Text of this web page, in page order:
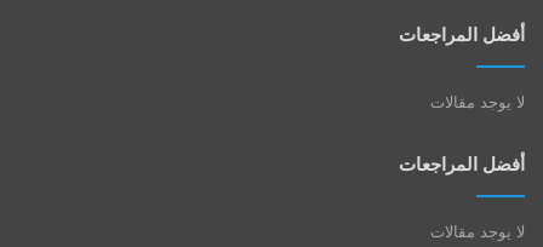
أفضل المراجعات
لا يوجد مقالات
أفضل المراجعات
لا يوجد مقالات